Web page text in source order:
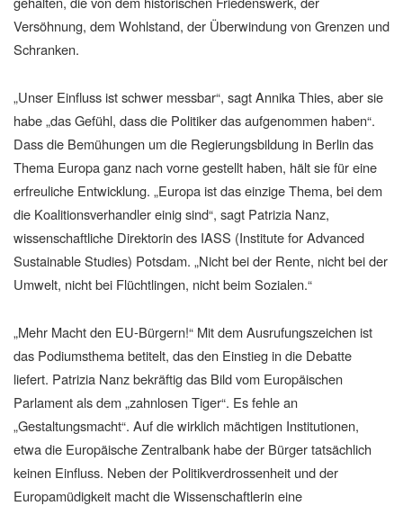
Versöhnung, dem Wohlstand, der Überwindung von Grenzen und
Schranken.
„Unser Einfluss ist schwer messbar“, sagt Annika Thies, aber sie
habe „das Gefühl, dass die Politiker das aufgenommen haben“.
Dass die Bemühungen um die Regierungsbildung in Berlin das
Thema Europa ganz nach vorne gestellt haben, hält sie für eine
erfreuliche Entwicklung. „Europa ist das einzige Thema, bei dem
die Koalitionsverhandler einig sind“, sagt Patrizia Nanz,
wissenschaftliche Direktorin des IASS (Institute for Advanced
Sustainable Studies) Potsdam. „Nicht bei der Rente, nicht bei der
Umwelt, nicht bei Flüchtlingen, nicht beim Sozialen.“
„Mehr Macht den EU-Bürgern!“ Mit dem Ausrufungszeichen ist
das Podiumsthema betitelt, das den Einstieg in die Debatte
liefert. Patrizia Nanz bekräftig das Bild vom Europäischen
Parlament als dem „zahnlosen Tiger“. Es fehle an
„Gestaltungsmacht“. Auf die wirklich mächtigen Institutionen,
etwa die Europäische Zentralbank habe der Bürger tatsächlich
keinen Einfluss. Neben der Politikverdrossenheit und der
Europamüdigkeit macht die Wissenschaftlerin eine